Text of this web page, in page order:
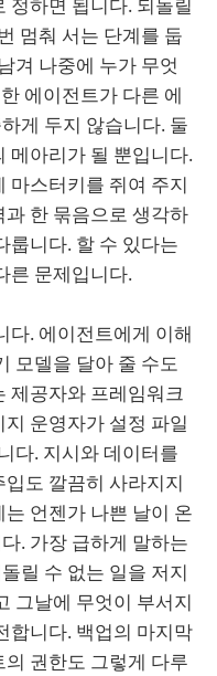
정하면 됩니다. 되돌릴
멈춰 서는 단계를 둡
겨 나중에 누가 무엇
에이전트가 다른 에
게 두지 않습니다. 둘
메아리가 될 뿐입니다.
마스터키를 쥐여 주지
한 묶음으로 생각하
룹니다. 할 수 있다는
른 문제입니다.
다. 에이전트에게 이해
모델을 달아 줄 수도
제공자와 프레임워크
운영자가 설정 파일
다. 지시와 데이터를
도 깔끔히 사라지지
언젠가 나쁜 날이 온
. 가장 급하게 말하는
릴 수 없는 일을 저지
그날에 무엇이 부서지
합니다. 백업의 마지막
권한도 그렇게 다루